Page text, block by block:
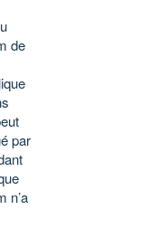
de
par
n’a